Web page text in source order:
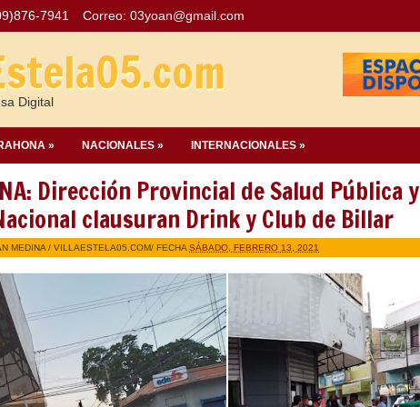
7941 Correo: 03yoan@gmail.com
Digital
» NACIONALES » INTERNACIONALES »
Dirección Provincial de Salud Pública y
clausuran Drink y Club de Billar
MEDINA / VILLAESTELA05.COM/ FECHA SÁBADO, FEBRERO 13, 2021